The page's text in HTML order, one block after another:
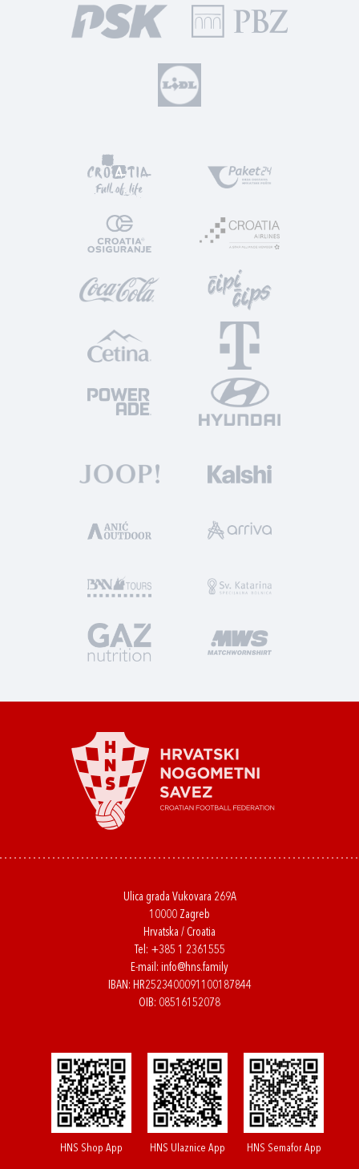
Ulica grada Vukovara 269A
10000 Zagreb
Hrvatska / Croatia
Tel: +385 1 2361555
E-mail: info@hns.family
IBAN: HR2523400091100187844
OIB: 08516152078
HNS Shop App HNS Ulaznice App HNS Semafor App